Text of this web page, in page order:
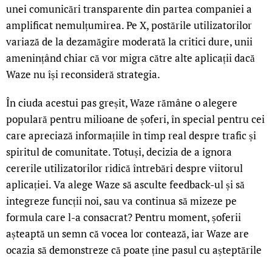
unei comunicări transparente din partea companiei a
amplificat nemulțumirea. Pe X, postările utilizatorilor
variază de la dezamăgire moderată la critici dure, unii
amenințând chiar că vor migra către alte aplicații dacă
Waze nu își reconsideră strategia.
În ciuda acestui pas greșit, Waze rămâne o alegere
populară pentru milioane de șoferi, în special pentru cei
care apreciază informațiile în timp real despre trafic și
spiritul de comunitate. Totuși, decizia de a ignora
cererile utilizatorilor ridică întrebări despre viitorul
aplicației. Va alege Waze să asculte feedback-ul și să
integreze funcții noi, sau va continua să mizeze pe
formula care l-a consacrat? Pentru moment, șoferii
așteaptă un semn că vocea lor contează, iar Waze are
ocazia să demonstreze că poate ține pasul cu așteptările